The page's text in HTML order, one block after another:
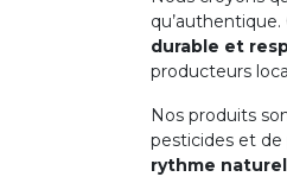
durable et
producteurs
Nos produits
pesticides et
rythme